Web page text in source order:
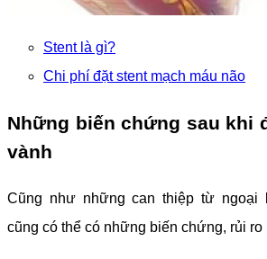
Stent là gì?
Chi phí đặt stent mạch máu não
Những biến chứng sau khi
vành
Cũng như những can thiệp từ ngoại
cũng có thể có những biến chứng, rủi ro